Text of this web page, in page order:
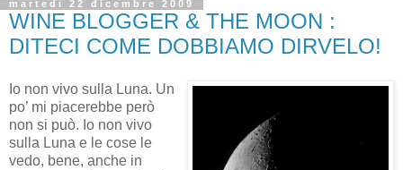
martedì 22 dicembre 2009
WINE BLOGGER & THE MOON :
DITECI COME DOBBIAMO DIRVELO!
Io non vivo sulla Luna. Un
po’ mi piacerebbe però
non si può. Io non vivo
sulla Luna e le cose le
vedo, bene, anche in